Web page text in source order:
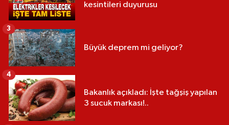
kesintileri duyurusu
Büyük deprem mi geliyor?
3
Bakanlık açıkladı: İşte tağşiş yapılan
3 sucuk markası!..
4